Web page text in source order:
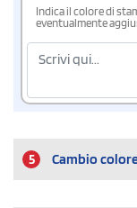
Indica il colore di
eventualmente
5 Cambio